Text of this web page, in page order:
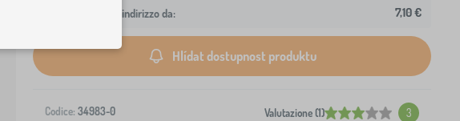
Spedizione al tuo indirizzo da: 7,10 €
Hlídat dostupnost produktu
Codice: 34983-0 Valutazione (1) 3